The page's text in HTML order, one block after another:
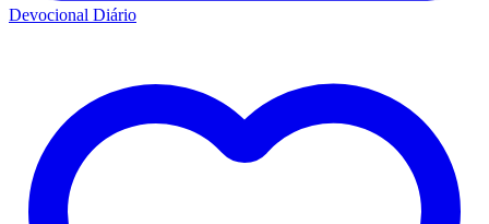
Devocional Diário